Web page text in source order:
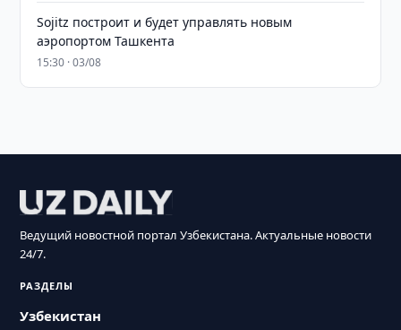
Sojitz построит и будет управлять новым
аэропортом Ташкента
15:30 · 03/08
Ведущий новостной портал Узбекистана. Актуальные новости
24/7.
РАЗДЕЛЫ
Узбекистан